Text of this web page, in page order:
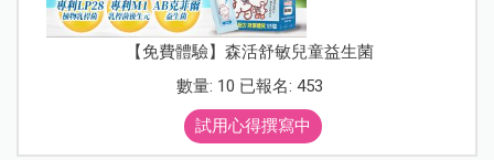
【免費體驗】森活舒敏兒童益生菌
數量: 10 已報名: 453
試用心得撰寫中